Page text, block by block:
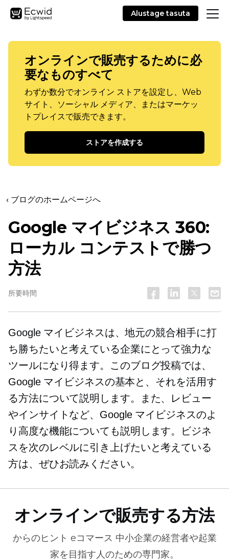
Alustage tasuta
オンラインで販売するために必
要なものすべて
わずか数分でオンライン ストアを設定し、Web
サイト、ソーシャル メディア、またはマーケッ
トプレイスで販売できます。
ストアを作成する
‹ ブログのホームページへ
Google マイビジネス 360:
ローカル コンテストで勝つ
方法
所要時間
Google マイビジネスは、地元の競合相手に打
ち勝ちたいと考えている企業にとって強力な
ツールになり得ます。このブログ投稿では、
Google マイビジネスの基本と、それを活用す
る方法について説明します。また、レビュー
やインサイトなど、Google マイビジネスのよ
り高度な機能についても説明します。ビジネ
スを次のレベルに引き上げたいと考えている
方は、ぜひお読みください。
オンラインで販売する方法
からのヒント eコマース 中小企業の経営者や起業
家を目指す人のための専門家。